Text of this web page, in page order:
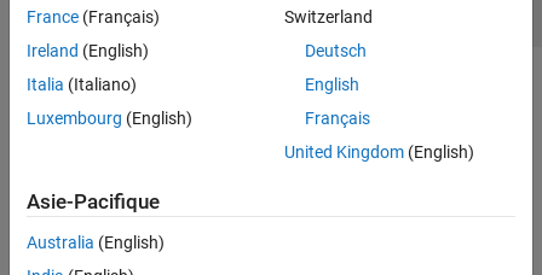
France (Français)
Ireland (English)
Italia (Italiano)
Luxembourg (English)
Switzerland
Deutsch
English
Français
United Kingdom(English)
Asie-Pacifique
Australia (English)